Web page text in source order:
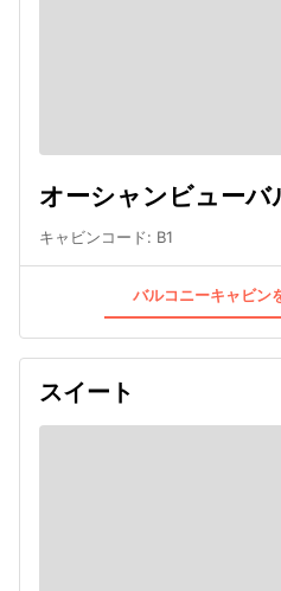
オーシャンビューバ
キャビンコード: B1
バルコニーキャビン
スイート